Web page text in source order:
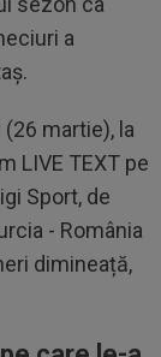
a
martie), la
LIVE TEXT pe
Sport, de
- România
dimineață,